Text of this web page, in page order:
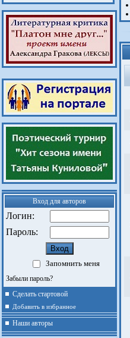
Вход для авторов
Логин:
Пароль:
Запомнить меня
Забыли пароль?
Сделать стартовой
Добавить в избранное
Наши авторы